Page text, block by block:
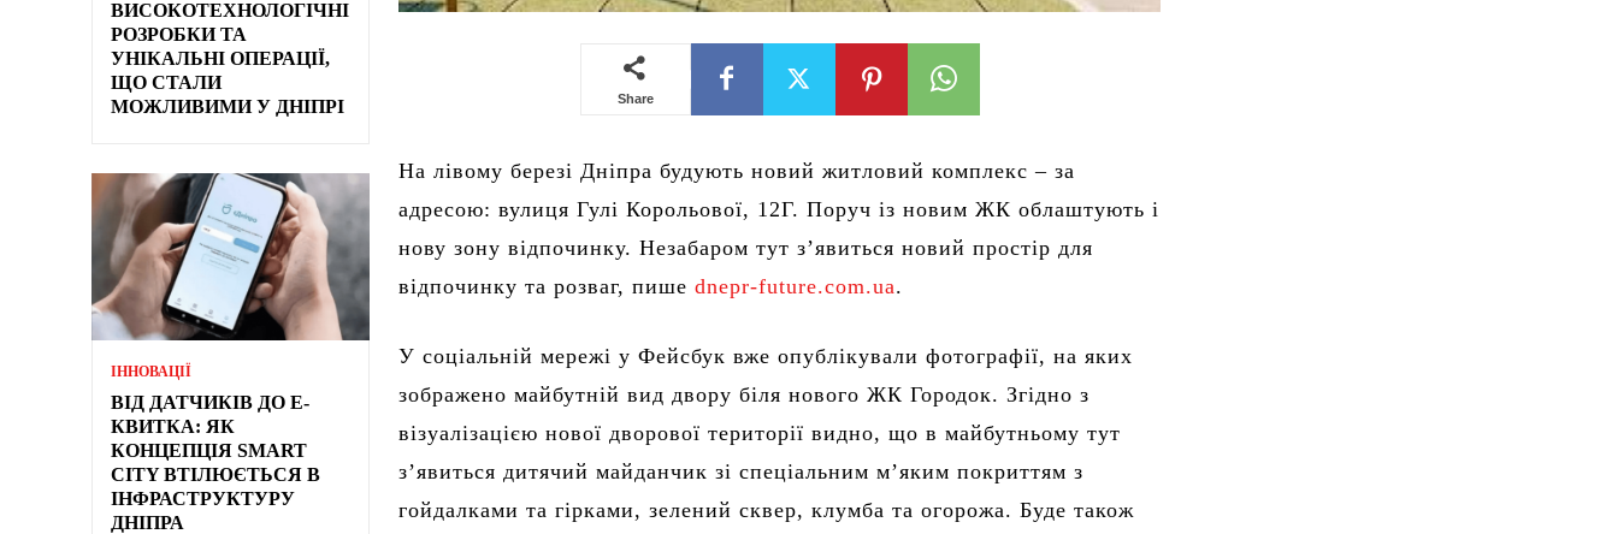
ВИСОКОТЕХНОЛОГІЧНІ
РОЗРОБКИ ТА
УНІКАЛЬНІ ОПЕРАЦІЇ,
ЩО СТАЛИ
МОЖЛИВИМИ У ДНІПРІ
ІННОВАЦІЇ
ВІД ДАТЧИКІВ ДО Е-
КВИТКА: ЯК
КОНЦЕПЦІЯ SMART
CITY ВТІЛЮЄТЬСЯ В
ІНФРАСТРУКТУРУ
ДНІПРА
Share
На лівому березі Дніпра будують новий житловий комплекс – за
адресою: вулиця Гулі Корольової, 12Г. Поруч із новим ЖК облаштують і
нову зону відпочинку. Незабаром тут з’явиться новий простір для
відпочинку та розваг, пишеdnepr-future.com.ua.
У соціальній мережі у Фейсбук вже опублікували фотографії, на яких
зображено майбутній вид двору біля нового ЖК Городок. Згідно з
візуалізацією нової дворової території видно, що в майбутньому тут
з’явиться дитячий майданчик зі спеціальним м’яким покриттям з
гойдалками та гірками, зелений сквер, клумба та огорожа. Буде також